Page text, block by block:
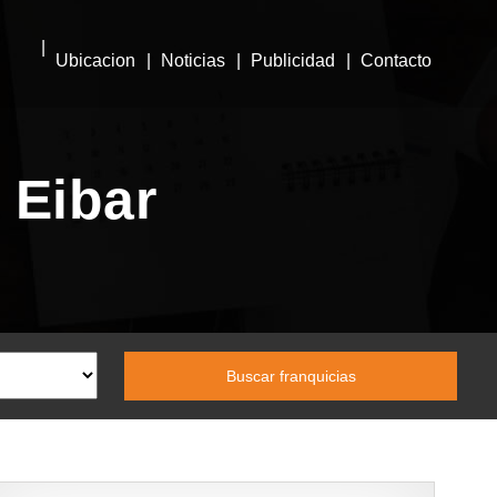
Ubicacion Noticias Publicidad Contacto